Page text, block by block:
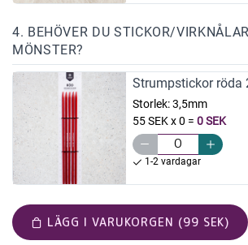
4. BEHÖVER DU STICKOR/
MÖNSTER?
Strumpstickor röda
Storlek:3,5mm
55 SEK x 0 = 0 SEK
1-2 vardagar
LÄGG I VARUKORGEN (99 SEK)